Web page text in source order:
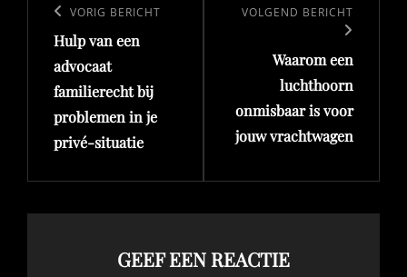
navigatie
Vorig
bericht
VORIG BERICHT
Hulp van een
advocaat
familierecht bij
problemen in je
privé-situatie
Volgend
VOLGEND BERICHT
Waarom een
luchthoorn
onmisbaar is voor
jouw vrachtwagen
GEEF EEN REACTIE